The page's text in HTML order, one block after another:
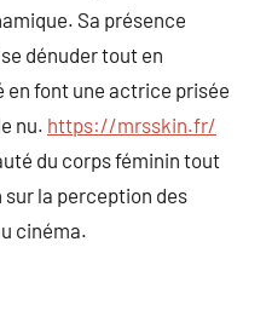
Sa présence
dénuder tout en
font une actrice prisée
nu. https://mrsskin.fr/
du corps féminin tout
la perception des
cinéma.